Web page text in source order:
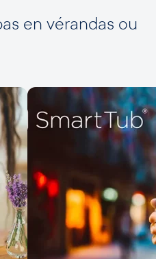
en vérandas ou